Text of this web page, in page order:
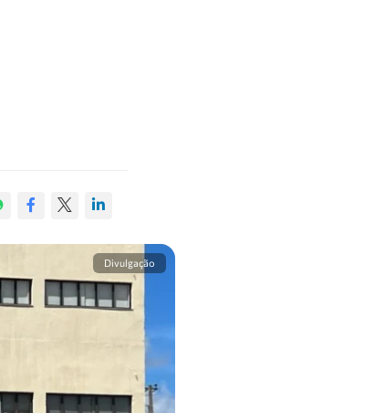
Divulgação